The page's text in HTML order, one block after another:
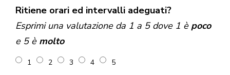
Ritiene orari ed intervalli adeguati?
Esprimi una valutazione da 1 a 5 dove 1 è poco
e 5 è molto
1 2 3 4 5